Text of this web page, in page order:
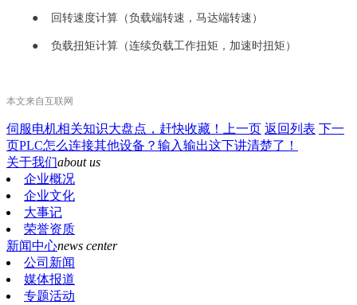
● 回转速度计算（负载端转速，马达端转速）
● 负载扭矩计算（连续负载工作扭矩，加速时扭矩）
本文来自互联网
伺服电机相关知识大盘点，赶快收藏！ 上一页 返回列表 下一
页PLC怎么连接其他设备？输入输出这下讲清楚了！
关于我们about us
企业概况
企业文化
大事记
荣誉资质
新闻中心news center
公司新闻
媒体报道
专题活动